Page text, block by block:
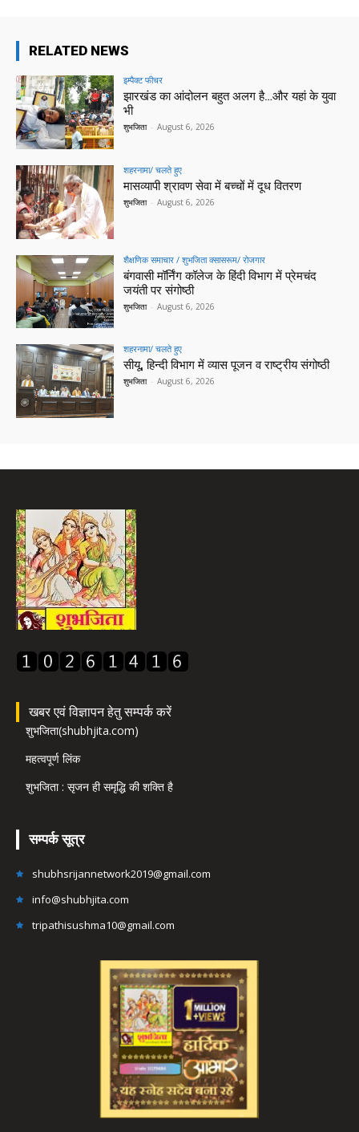
RELATED NEWS
इम्पैक्ट फीचर
झारखंड का आंदोलन बहुत अलग है…और यहां के युवा
भी
शुभजिता - August 6, 2026
शहरनामा/ चलते हुए
मासव्यापी श्रावण सेवा में बच्चों में दूध वितरण
शुभजिता - August 6, 2026
शैक्षणिक समाचार / शुभजिता क्सासरूम/ रोजगार
बंगवासी मॉर्निंग कॉलेज के हिंदी विभाग में प्रेमचंद
जयंती पर संगोष्ठी
शुभजिता - August 6, 2026
शहरनामा/ चलते हुए
सीयू, हिन्दी विभाग में व्यास पूजन व राष्ट्रीय संगोष्ठी
शुभजिता - August 6, 2026
खबर एवं विज्ञापन हेतु सम्पर्क करें
शुभजिता(shubhjita.com)
महत्वपूर्ण लिंक
शुभजिता : सृजन ही समृद्धि की शक्ति है
सम्पर्क सूत्र
shubhsrijannetwork2019@gmail.com
info@shubhjita.com
tripathisushma10@gmail.com